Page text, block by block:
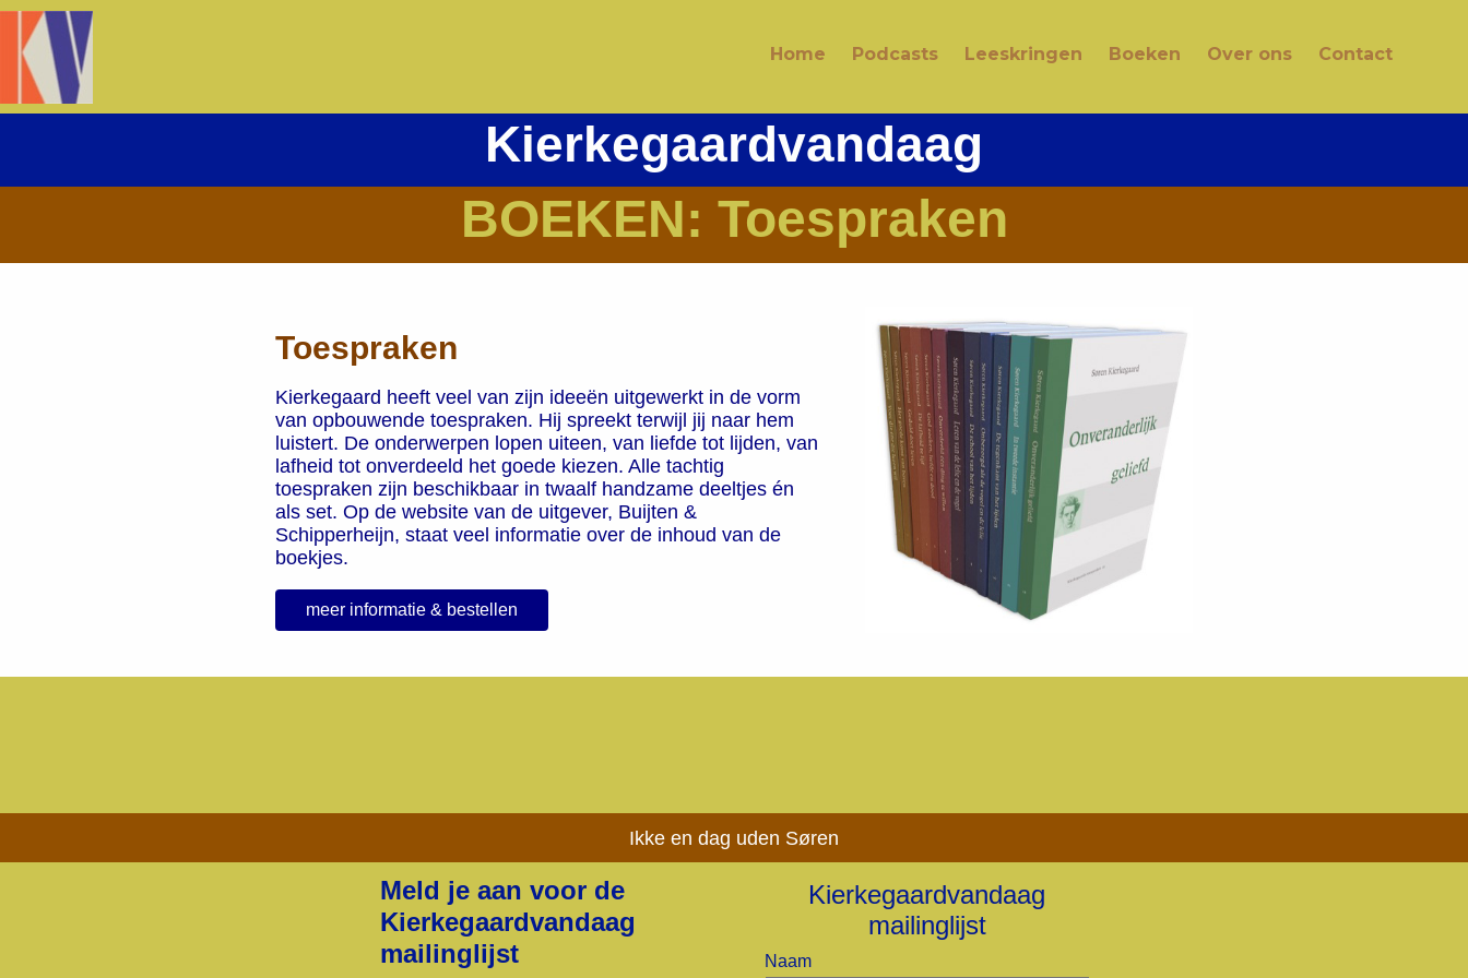
Home Podcasts Leeskringen Boeken Over ons Contact
Kierkegaardvandaag
BOEKEN: Toespraken
Toespraken
Kierkegaard heeft veel van zijn ideeën uitgewerkt in de vorm
van opbouwende toespraken. Hij spreekt terwijl jij naar hem
luistert. De onderwerpen lopen uiteen, van liefde tot lijden, van
lafheid tot onverdeeld het goede kiezen. Alle tachtig
toespraken zijn beschikbaar in twaalf handzame deeltjes én
als set. Op de website van de uitgever, Buijten &
Schipperheijn, staat veel informatie over de inhoud van de
boekjes.
meer informatie & bestellen
Ikke en dag uden Søren
Meld je aan voor de
Kierkegaardvandaag
mailinglijst
Kierkegaardvandaag
mailinglijst
Naam